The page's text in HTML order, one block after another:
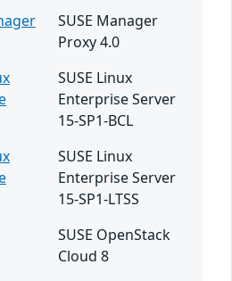
SUSE Manager
Proxy 4.0
SUSE Linux
Enterprise Server
15-SP1-BCL
SUSE Linux
Enterprise Server
15-SP1-LTSS
SUSE OpenStack
Cloud 8